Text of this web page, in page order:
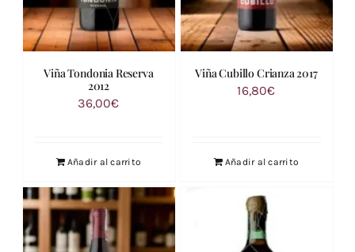
Viña Tondonia Reserva
2012
36,00€
Añadir al carrito
Viña Cubillo Crianza 2017
16,80€
Añadir al carrito